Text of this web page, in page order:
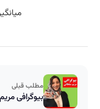
مطلب قبلی
بیوگرافی